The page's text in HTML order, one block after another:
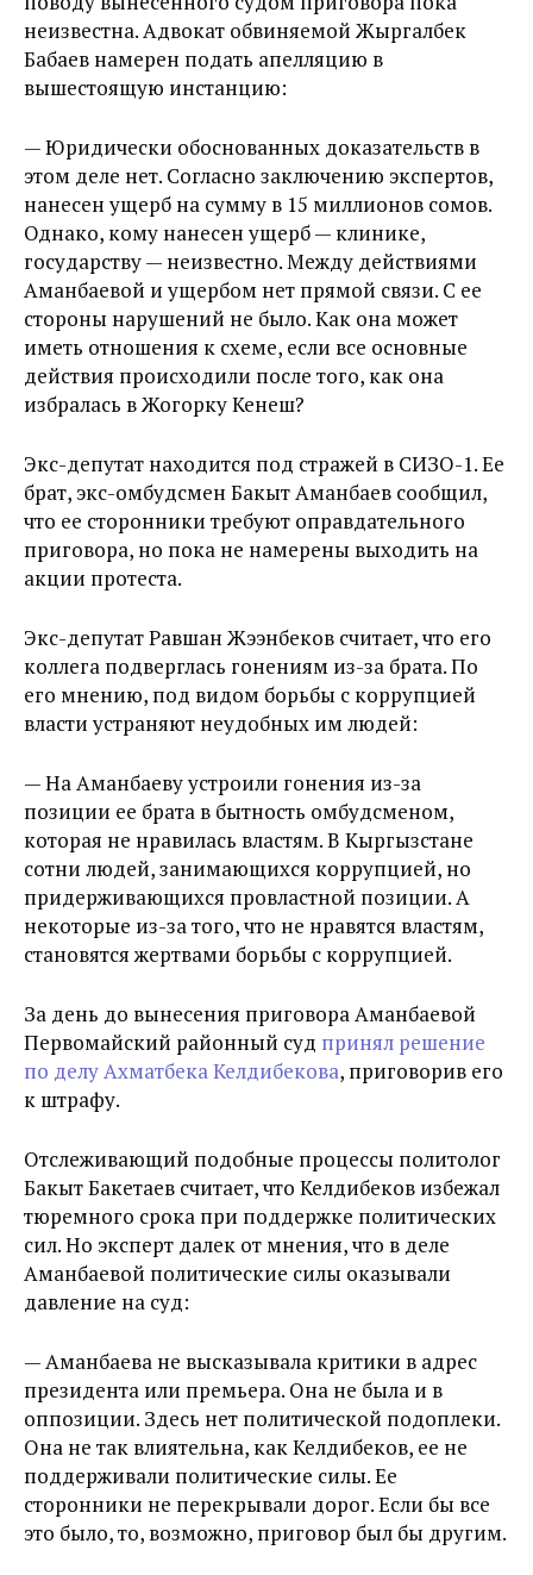
неизвестна. Адвокат обвиняемой Жыргалбек
Бабаев намерен подать апелляцию в
вышестоящую инстанцию:
— Юридически обоснованных доказательств в
этом деле нет. Согласно заключению экспертов,
нанесен ущерб на сумму в 15 миллионов сомов.
Однако, кому нанесен ущерб — клинике,
государству — неизвестно. Между действиями
Аманбаевой и ущербом нет прямой связи. С ее
стороны нарушений не было. Как она может
иметь отношения к схеме, если все основные
действия происходили после того, как она
избралась в Жогорку Кенеш?
Экс-депутат находится под стражей в СИЗО-1. Ее
брат, экс-омбудсмен Бакыт Аманбаев сообщил,
что ее сторонники требуют оправдательного
приговора, но пока не намерены выходить на
акции протеста.
Экс-депутат Равшан Жээнбеков считает, что его
коллега подверглась гонениям из-за брата. По
его мнению, под видом борьбы с коррупцией
власти устраняют неудобных им людей:
— На Аманбаеву устроили гонения из-за
позиции ее брата в бытность омбудсменом,
которая не нравилась властям. В Кыргызстане
сотни людей, занимающихся коррупцией, но
придерживающихся провластной позиции. А
некоторые из-за того, что не нравятся властям,
становятся жертвами борьбы с коррупцией.
За день до вынесения приговора Аманбаевой
Первомайский районный суд принял решение
по делу Ахматбека Келдибекова, приговорив его
к штрафу.
Отслеживающий подобные процессы политолог
Бакыт Бакетаев считает, что Келдибеков избежал
тюремного срока при поддержке политических
сил. Но эксперт далек от мнения, что в деле
Аманбаевой политические силы оказывали
давление на суд:
— Аманбаева не высказывала критики в адрес
президента или премьера. Она не была и в
оппозиции. Здесь нет политической подоплеки.
Она не так влиятельна, как Келдибеков, ее не
поддерживали политические силы. Ее
сторонники не перекрывали дорог. Если бы все
это было, то, возможно, приговор был бы другим.